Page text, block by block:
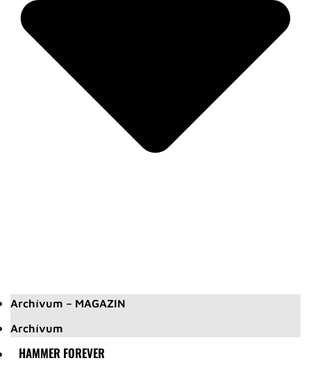
Archívum – MAGAZIN
Archívum
HAMMER FOREVER